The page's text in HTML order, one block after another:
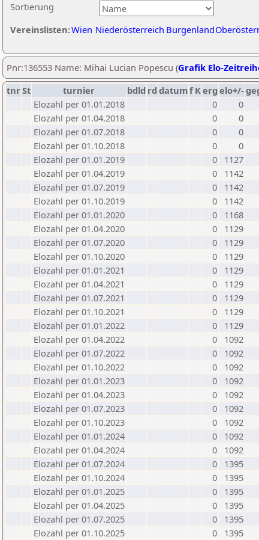
Sortierung
Vereinslisten:Wien Niederösterreich Burgenland
Pnr:136553 Name: Mihai Lucian Popescu (Grafik Elo-
tnrSt turnier bdld rd datumf Kerg elo+/-
Elozahl per 01.01.2018
0
0
Elozahl per 01.04.2018
0
0
Elozahl per 01.07.2018
0
0
Elozahl per 01.10.2018
0
0
Elozahl per 01.01.2019
0
1127
Elozahl per 01.04.2019
0
1142
Elozahl per 01.07.2019
0
1142
Elozahl per 01.10.2019
0
1142
Elozahl per 01.01.2020
0
1168
Elozahl per 01.04.2020
0
1129
Elozahl per 01.07.2020
0
1129
Elozahl per 01.10.2020
0
1129
Elozahl per 01.01.2021
0
1129
Elozahl per 01.04.2021
0
1129
Elozahl per 01.07.2021
0
1129
Elozahl per 01.10.2021
0
1129
Elozahl per 01.01.2022
0
1129
Elozahl per 01.04.2022
0
1092
Elozahl per 01.07.2022
0
1092
Elozahl per 01.10.2022
0
1092
Elozahl per 01.01.2023
0
1092
Elozahl per 01.04.2023
0
1092
Elozahl per 01.07.2023
0
1092
Elozahl per 01.10.2023
0
1092
Elozahl per 01.01.2024
0
1092
Elozahl per 01.04.2024
0
1092
Elozahl per 01.07.2024
0
1395
Elozahl per 01.10.2024
0
1395
Elozahl per 01.01.2025
0
1395
Elozahl per 01.04.2025
0
1395
Elozahl per 01.07.2025
0
1395
Elozahl per 01.10.2025
0 1395